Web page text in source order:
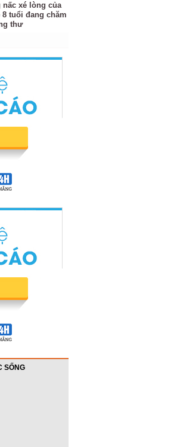
nấc xé lòng của
8 tuổi đang chăm
thư
SỐNG